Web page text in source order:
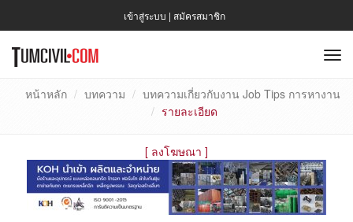
เข้าสู่ระบบ | สมัครสมาชิก
หน้าหลัก บทความ
บทความเกี่ยวกับงาน Job Tips การหางาน
รายละเอียด
[ ลงโฆษณา ]